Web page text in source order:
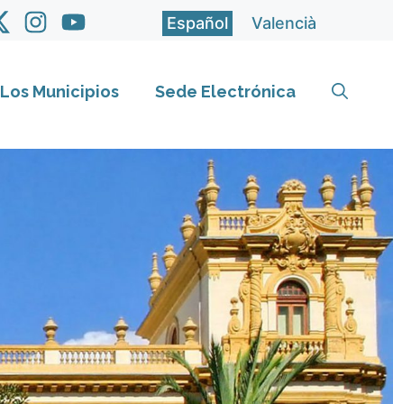
Español Valencià
Los Municipios Sede Electrónica